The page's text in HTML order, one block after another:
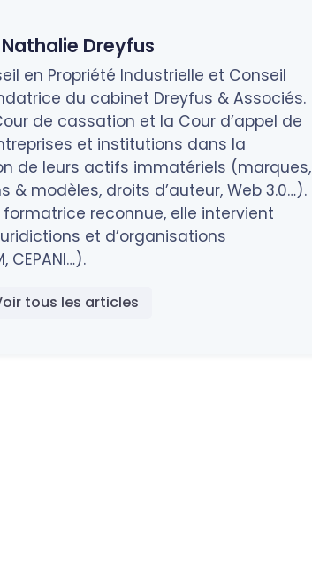
Nathalie Dreyfus
en Propriété Industrielle et Conseil
du cabinet Dreyfus & Associés.
de cassation et la Cour d’appel de
et institutions dans la
de leurs actifs immatériels (marques,
& modèles, droits d’auteur, Web 3.0…).
reconnue, elle intervient
et d’organisations
CEPANI…).
tous les articles